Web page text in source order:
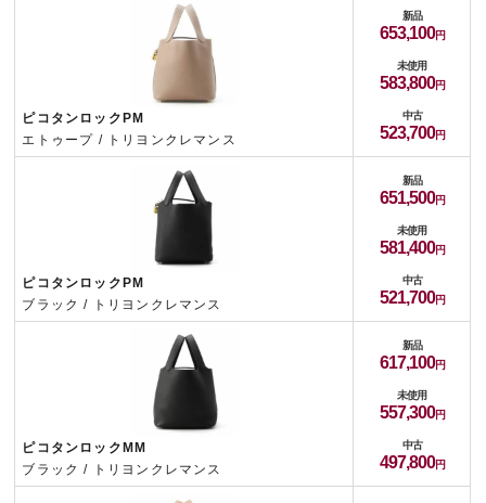
ピコタンロックPM
エトゥープ / トリヨンクレマンス
新品
653,100
未使用
583,800
中古
523,700
ピコタンロックPM
ブラック / トリヨンクレマンス
新品
651,500
未使用
581,400
中古
521,700
ピコタンロックMM
ブラック / トリヨンクレマンス
新品
617,100
未使用
557,300
中古
497,800